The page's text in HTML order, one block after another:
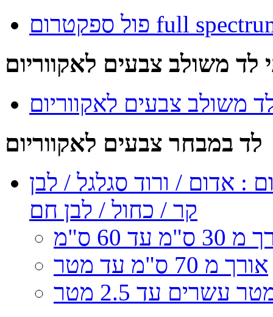
לד משולב צבעים לאקווריום
משולב צבעים לאקווריום
לד במבחר צבעים לאקווריום
: אדום / ורוד סגלגל / לבן
קר / כחול / לבן חם
עד 60 ס"מ
אורך מ 70 ס"מ עד מטר
עשרים עד 2.5 מטר